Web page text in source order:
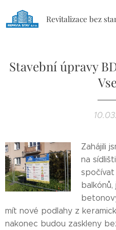
Revitalizace bez
Stavební úpravy
Zahájili
na
spočívat
balkónů,
mít nové podlahy z
nakonec budou zaskleny